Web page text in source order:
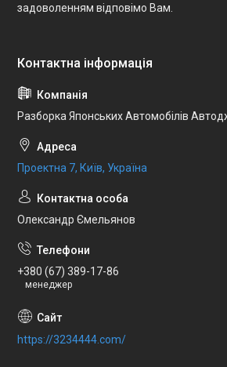
задоволенням відповімо Вам.
Разборка Японських Автомобілів
Проектна 7, Київ, Україна
Олександр Ємельянов
+380 (67) 389-17-86
менеджер
https://3234444.com/